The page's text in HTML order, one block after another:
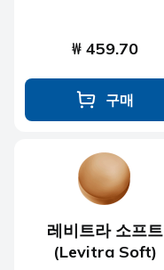
₩ 459.70
구매
레비트라 소프트
(Levitra Soft)